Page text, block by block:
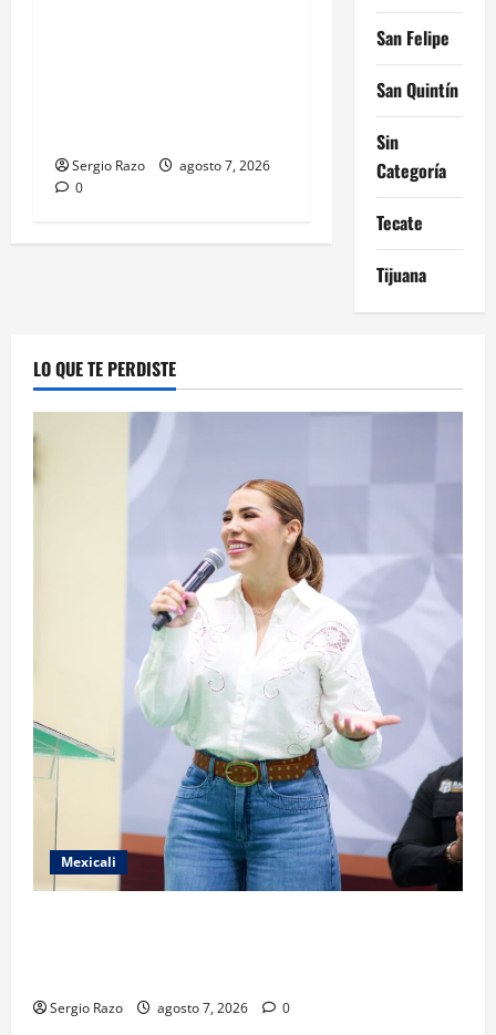
Sergio Razo
agosto 7, 2026
0
San Felipe
San Quintín
Sin
Categoría
Tecate
Tijuana
LO QUE TE PERDISTE
Mexicali
Sergio Razo agosto 7, 2026 0